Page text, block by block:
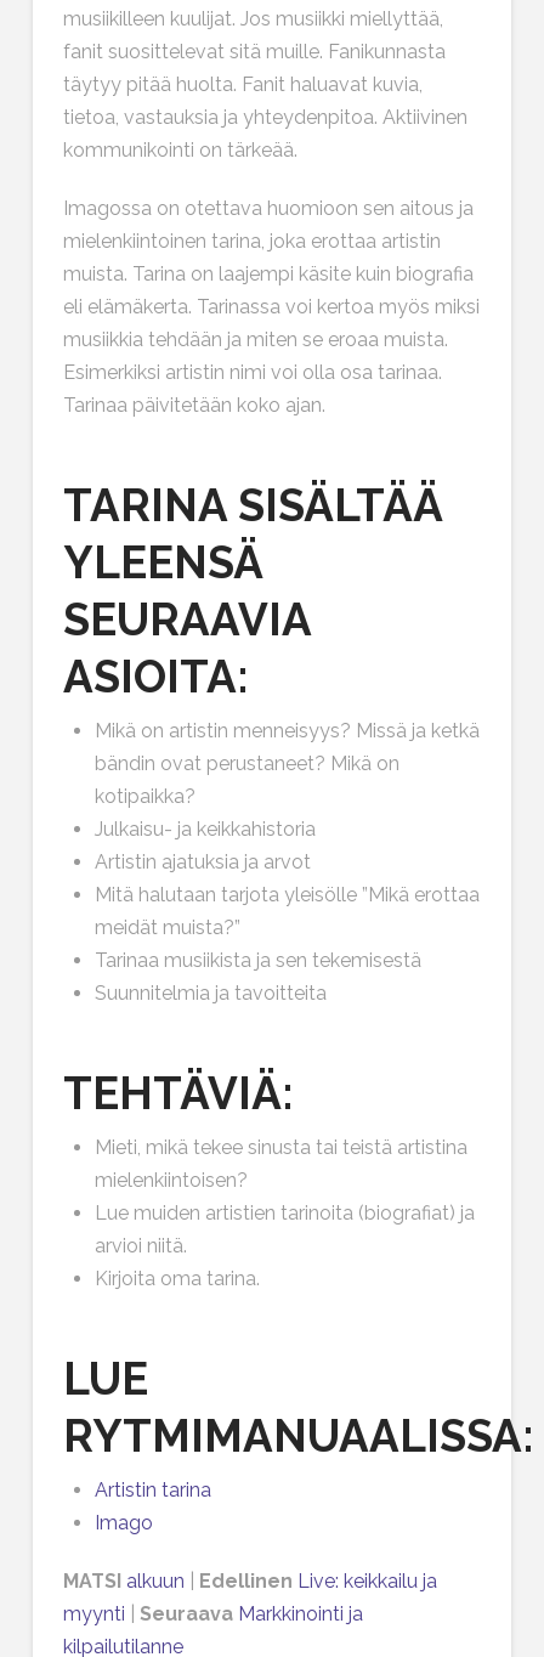
musiikilleen kuulijat. Jos musiikki miellyttää,
fanit suosittelevat sitä muille. Fanikunnasta
täytyy pitää huolta. Fanit haluavat kuvia,
tietoa, vastauksia ja yhteydenpitoa. Aktiivinen
kommunikointi on tärkeää.
Imagossa on otettava huomioon sen aitous ja
mielenkiintoinen tarina, joka erottaa artistin
muista. Tarina on laajempi käsite kuin biografia
eli elämäkerta. Tarinassa voi kertoa myös miksi
musiikkia tehdään ja miten se eroaa muista.
Esimerkiksi artistin nimi voi olla osa tarinaa.
Tarinaa päivitetään koko ajan.
TARINA SISÄLTÄÄ
YLEENSÄ
SEURAAVIA
ASIOITA:
Mikä on artistin menneisyys? Missä ja ketkä
bändin ovat perustaneet? Mikä on
kotipaikka?
Julkaisu- ja keikkahistoria
Artistin ajatuksia ja arvot
Mitä halutaan tarjota yleisölle ”Mikä erottaa
meidät muista?”
Tarinaa musiikista ja sen tekemisestä
Suunnitelmia ja tavoitteita
TEHTÄVIÄ:
Mieti, mikä tekee sinusta tai teistä artistina
mielenkiintoisen?
Lue muiden artistien tarinoita (biografiat) ja
arvioi niitä.
Kirjoita oma tarina.
LUE
RYTMIMANUAALISSA:
Artistin tarina
Imago
MATSI alkuun Edellinen Live: keikkailu ja
myynti
Seuraava Markkinointi ja
kilpailutilanne